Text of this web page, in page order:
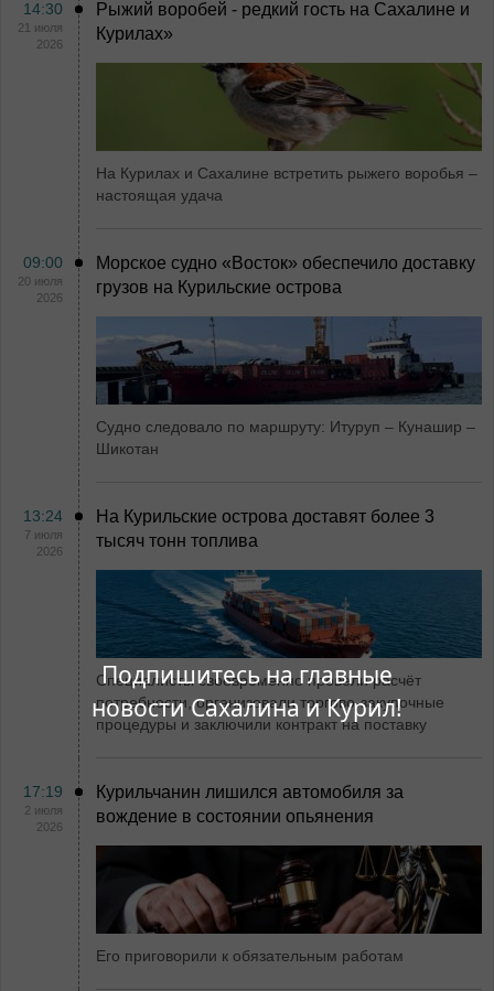
Подпишитесь на главные
новости Сахалина и Курил!
14:30
21 июля
2026
Рыжий воробей - редкий гость на Сахалине и
Курилах»
На Курилах и Сахалине встретить рыжего воробья –
настоящая удача
09:00
20 июля
2026
Морское судно «Восток» обеспечило доставку
грузов на Курильские острова
Судно следовало по маршруту: Итуруп – Кунашир –
Шикотан
13:24
7 июля
2026
На Курильские острова доставят более 3
тысяч тонн топлива
Специалисты своевременно провели расчёт
потребности, организовали торгово-закупочные
процедуры и заключили контракт на поставку
17:19
2 июля
2026
Курильчанин лишился автомобиля за
вождение в состоянии опьянения
Его приговорили к обязательным работам